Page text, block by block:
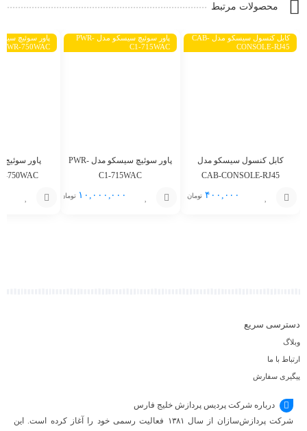
محصولات مرتبط
کابل کنسول سیسکو مدل CAB-
CONSOLE-RJ45
کابل کنسول سیسکو مدل
CAB-CONSOLE-RJ45
۴۰۰,۰۰۰ تومان
پاور سوئیچ سیسکو مدل PWR-
C1-715WAC
پاور سوئیچ سیسکو مدل PWR-
C1-715WAC
۱۰,۰۰۰,۰۰۰ تومان
PWR-750WAC
پاور
750WAC
دسترسی سریع
وبلاگ
ارتباط با ما
پیگیری سفارش
درباره شرکت پردیس پردازش خلیج فارس
شرکت پردازش‌سازان از سال ۱۳۸۱ فعالیت رسمی خود را آغاز کرده است. این